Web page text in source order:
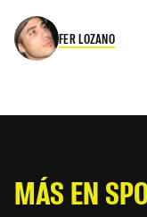
FER LOZANO
MÁS EN